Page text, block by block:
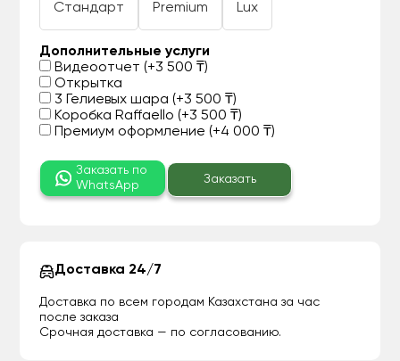
Стандарт Premium Lux
Дополнительные услуги
Видеоотчет (+3 500 ₸)
Открытка
3 Гелиевых шара (+3 500 ₸)
Коробка Raffaello (+3 500 ₸)
Премиум оформление (+4 000 ₸)
Заказать по
WhatsApp
Заказать
Доставка 24/7
Доставка по всем городам Казахстана за час
после заказа
Срочная доставка — по согласованию.